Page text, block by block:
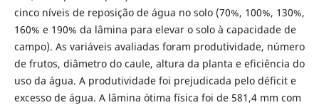
cinco níveis de reposição de água no solo (70%, 100%, 130%,
160% e 190% da lâmina para elevar o solo à capacidade de
campo). As variáveis avaliadas foram produtividade, número
de frutos, diâmetro do caule, altura da planta e eficiência do
uso da água. A produtividade foi prejudicada pelo déficit e
excesso de água. A lâmina ótima física foi de 581,4 mm com